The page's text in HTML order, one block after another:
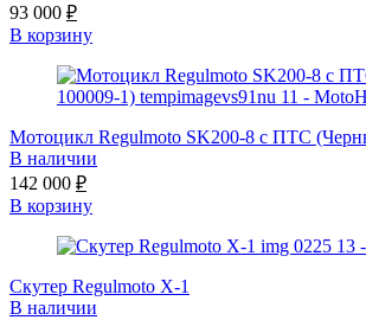
93 000 ₽
В корзину
Мотоцикл Regulmoto SK200-8 с ПТС
В наличии
142 000 ₽
В корзину
Скутер Regulmoto X-1
В наличии